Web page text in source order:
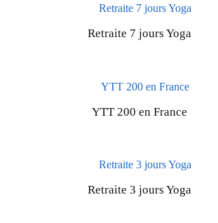
Retraite 7 jours Yoga
YTT 200 en France
Retraite 3 jours Yoga